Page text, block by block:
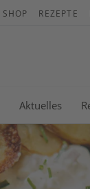
SHOP REZEPTE
Aktuelles